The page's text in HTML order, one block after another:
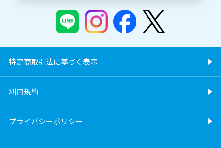
特定商取引法に基づく表示
利用規約
プライバシーポリシー